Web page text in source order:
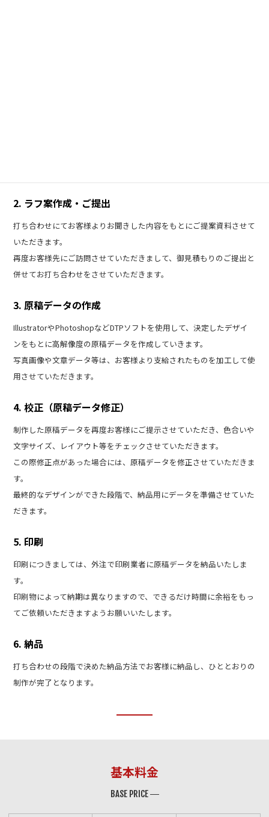
2. ラフ案作成・ご提出
打ち合わせにてお客様よりお聞きした内容をもとにご提案資料させて
いただきます。
再度お客様先にご訪問させていただきまして、御見積もりのご提出と
併せてお打ち合わせをさせていただきます。
3. 原稿データの作成
IllustratorやPhotoshopなどDTPソフトを使用して、決定したデザイ
ンをもとに高解像度の原稿データを作成していきます。
写真画像や文章データ等は、お客様より支給されたものを加工して使
用させていただきます。
4. 校正（原稿データ修正）
制作した原稿データを再度お客様にご提示させていただき、色合いや
文字サイズ、レイアウト等をチェックさせていただきます。
この際修正点があった場合には、原稿データを修正させていただきま
す。
最終的なデザインができた段階で、納品用にデータを準備させていた
だきます。
5. 印刷
印刷につきましては、外注で印刷業者に原稿データを納品いたしま
す。
印刷物によって納期は異なりますので、できるだけ時間に余裕をもっ
てご依頼いただきますようお願いいたします。
6. 納品
打ち合わせの段階で決めた納品方法でお客様に納品し、ひととおりの
制作が完了となります。
基本料金
BASE PRICE ―